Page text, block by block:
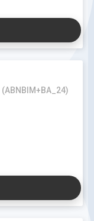
(ABNBIM+BA_24)